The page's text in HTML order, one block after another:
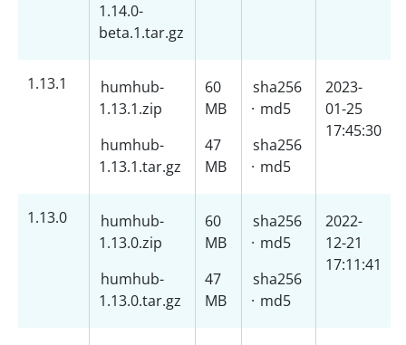
1.14.0-
beta.1.tar.gz
1.13.1
humhub-
1.13.1.zip
humhub-
1.13.1.tar.gz
60
MB
47
MB
sha256
· md5
sha256
· md5
2023-
01-25
17:45:30
1.13.0
humhub-
1.13.0.zip
humhub-
1.13.0.tar.gz
60
MB
47
MB
sha256
· md5
sha256
· md5
2022-
12-21
17:11:41